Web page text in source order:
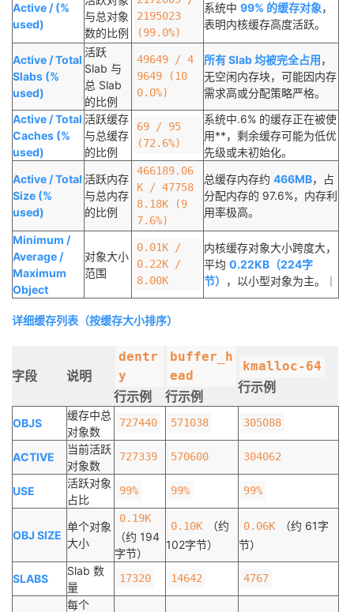
Active / (%
used)
与总对象
数的比例
2195023
(99.0%)
系统中 99% 的缓存对象，
表明内核缓存高度活跃。
Active / Total
Slabs (%
used)
活跃
Slab 与
总 Slab
的比例
49649 / 4
9649 (10
0.0%)
所有 Slab 均被完全占用，
无空闲内存块，可能因内存
需求高或分配策略严格。
Active / Total
Caches (%
used)
活跃缓存
与总缓存
的比例
69 / 95
(72.6%)
系统中.6% 的缓存正在被使
用**，剩余缓存可能为低优
先级或未初始化。
Active / Total
Size (%
used)
活跃内存
与总内存
的比例
466189.06
K / 47758
8.18K (9
7.6%)
总缓存内存约 466MB，占
分配内存的 97.6%，内存利
用率极高。
Minimum /
Average /
Maximum
Object
对象大小
范围
0.01K /
0.22K /
8.00K
内核缓存对象大小跨度大，
平均 0.22KB（224字
节）
，以小型对象为主。｜
详细缓存列表（按缓存大小排序）
字段 说明
dentr
y
行示例
buffer_h
ead
行示例
kmalloc-64
行示例
OBJS
缓存中总
对象数
727440 571038 305088
ACTIVE
当前活跃
对象数
727339 570600 304062
USE
活跃对象
占比
99% 99% 99%
OBJ SIZE
单个对象
大小
0.19K
（约 194
字节）
0.10K
（约
102字节）
0.06K
（约 61字
节）
SLABS
Slab 数
量
17320 14642 4767
每个